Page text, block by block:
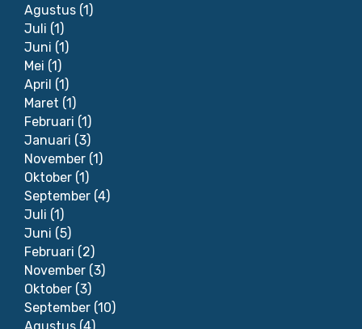
Agustus (1)
Juli (1)
Juni (1)
Mei (1)
April (1)
Maret (1)
Februari (1)
Januari (3)
November (1)
Oktober (1)
September (4)
Juli (1)
Juni (5)
Februari (2)
November (3)
Oktober (3)
September (10)